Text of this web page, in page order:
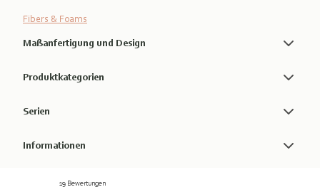
Fibers & Foams
Maßanfertigung und Design
Produktkategorien
Serien
Informationen
19 Bewertungen